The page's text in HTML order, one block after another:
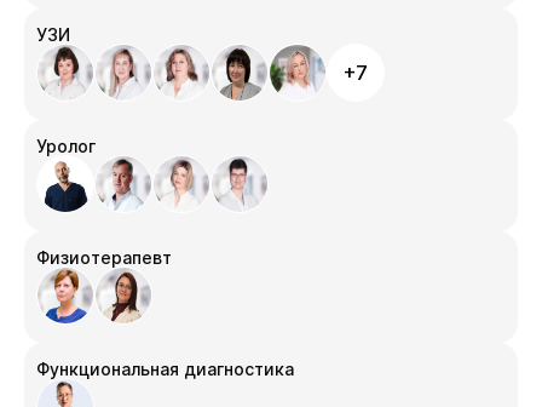
УЗИ
+7
Уролог
Физиотерапевт
Функциональная диагностика